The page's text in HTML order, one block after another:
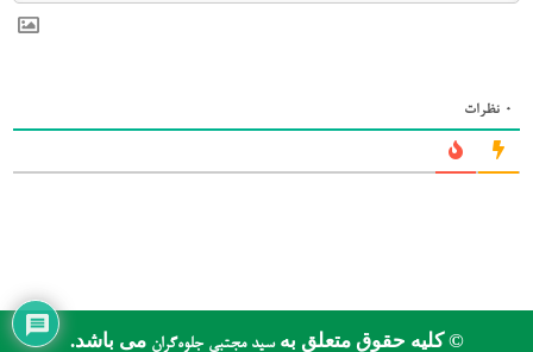
0 نظرات
© کلیه حقوق متعلق بهسید مجتبی جلوه‌گرانمی باشد.